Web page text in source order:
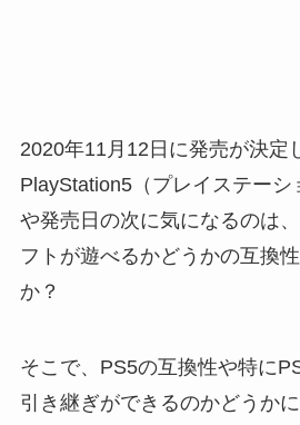
2020年11月12日に発売が決定
PlayStation5（プレイステーシ
や発売日の次に気になるのは
フトが遊べるかどうかの互換
か？
そこで、PS5の互換性や特に
引き継ぎができるのかどうか